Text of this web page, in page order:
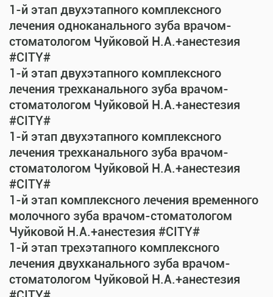
1-й этап двухэтапного комплексного
лечения одноканального зуба врачом-
стоматологом Чуйковой Н.А.+анестезия
#CITY#
1-й этап двухэтапного комплексного
лечения трехканального зуба врачом-
стоматологом Чуйковой Н.А.+анестезия
#CITY#
1-й этап двухэтапного комплексного
лечения трехканального зуба врачом-
стоматологом Чуйковой Н.А.+анестезия
#CITY#
1-й этап комплексного лечения временного
молочного зуба врачом-стоматологом
Чуйковой Н.А.+анестезия #CITY#
1-й этап трехэтапного комплексного
лечения двухканального зуба врачом-
стоматологом Чуйковой Н.А.+анестезия